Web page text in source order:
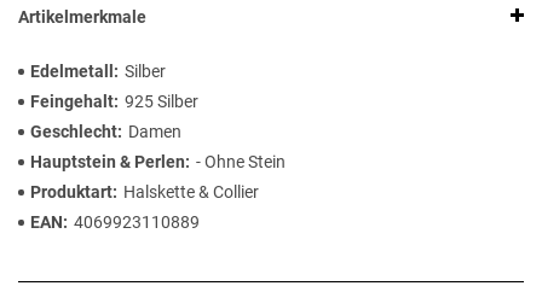
Artikelmerkmale
Edelmetall
Silber
Feingehalt 925 Silber
Geschlecht
Damen
Hauptstein & Perlen
- Ohne Stein
Produktart
Halskette & Collier
EAN
4069923110889